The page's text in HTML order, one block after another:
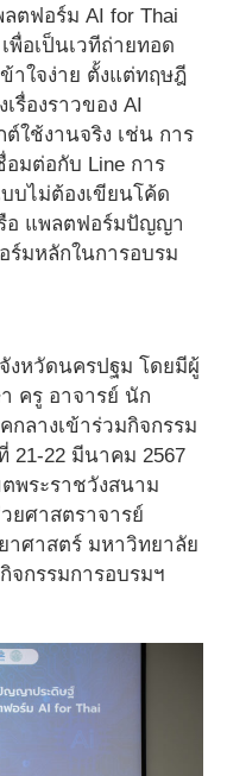
ตฟอร์ม AI for Thai
พื่อเป็นเวทีถ่ายทอด
าใจง่าย ตั้งแต่ทฤษฎี
รื่องราวของ AI
ใช้งานจริง เช่น การ
อมต่อกับ Line การ
บบไม่ต้องเขียนโค้ด
อ แพลตฟอร์มปัญญา
มหลักในการอบรม
งหวัดนครปฐม โดยมีผู้
ครู อาจารย์ นัก
ลางเข้าร่วมกิจกรรม
21-22 มีนาคม 2567
พระราชวังสนาม
ยศาสตราจารย์
ศาสตร์ มหาวิทยาลัย
จกรรมการอบรมฯ